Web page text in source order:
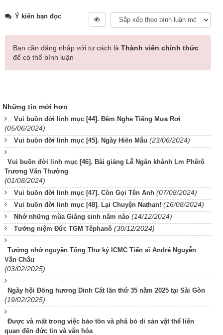
Ý kiến bạn đọc
Bạn cần đăng nhập với tư cách là Thành viên chính thức
để có thể bình luận
Những tin mới hơn
Vui buồn đời linh mục [44]. Đêm Nghe Tiếng Mưa Rơi
(05/06/2024)
Vui buồn đời linh mục [45]. Ngày Hiền Mẫu (23/06/2024)
Vui buồn đời linh mục [46]. Bài giảng Lễ Ngân khánh Lm Phêrô
Trương Văn Thường
(01/08/2024)
Vui buồn đời linh mục [47]. Còn Gọi Tên Anh (07/08/2024)
Vui buồn đời linh mục [48]. Lại Chuyện Nathan! (16/08/2024)
Nhớ những mùa Giáng sinh năm nào (14/12/2024)
Tưởng niệm Đức TGM Têphanô (30/12/2024)
Tưởng nhớ nguyên Tổng Thư ký ICMC Tiến sĩ André Nguyễn
Văn Châu
(03/02/2025)
Ngày hội Đồng hương Dinh Cát lần thứ 35 năm 2025 tại Sài Gòn
(19/02/2025)
Được và mất trong việc bảo tồn và phá bỏ di sản vật thể liên
quan đến đức tin và văn hóa